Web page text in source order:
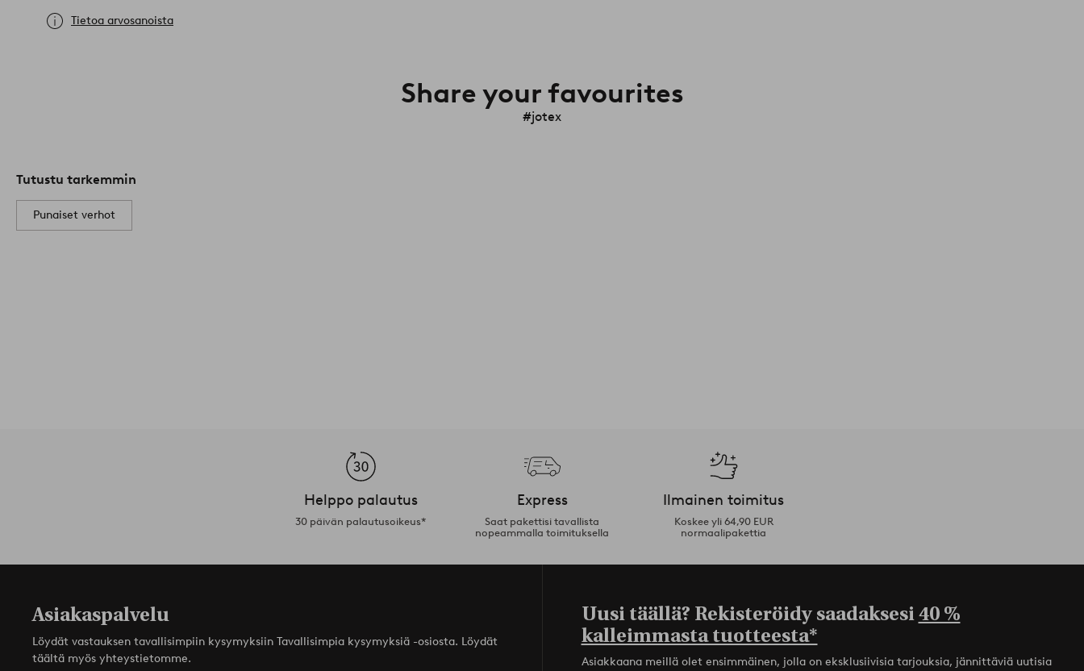
Tietoa arvosanoista
Share your favourites
#jotex
Tutustu tarkemmin
Punaiset verhot
Helppo palautus
30 päivän palautusoikeus*
Express
Saat pakettisi tavallista
nopeammalla toimituksella
Ilmainen toimitus
Koskee yli 64,90 EUR
normaalipakettia
Asiakaspalvelu
Löydät vastauksen tavallisimpiin kysymyksiin Tavallisimpia kysymyksiä -osiosta. Löydät
täältä myös yhteystietomme.
Uusi täällä? Rekisteröidy saadaksesi40 %
kalleimmasta tuotteesta*
Asiakkaana meillä olet ensimmäinen, jolla on eksklusiivisia tarjouksia, jännittäviä uutisia